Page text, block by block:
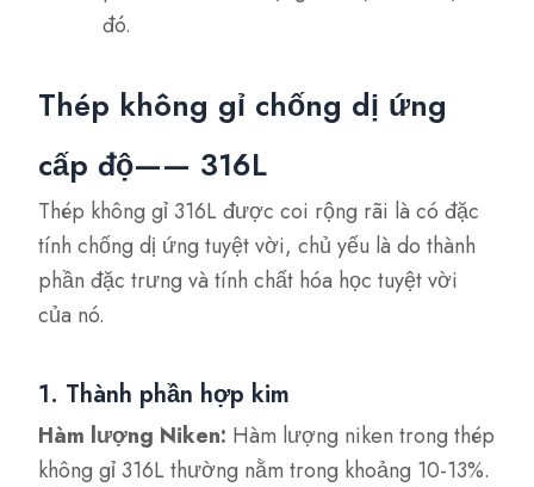
đó.
Thép không gỉ chống dị ứng
cấp độ—— 316L
Thép không gỉ 316L được coi rộng rãi là có đặc
tính chống dị ứng tuyệt vời, chủ yếu là do thành
phần đặc trưng và tính chất hóa học tuyệt vời
của nó.
1. Thành phần hợp kim
Hàm lượng Niken: Hàm lượng niken trong thép
không gỉ 316L thường nằm trong khoảng 10-13%.